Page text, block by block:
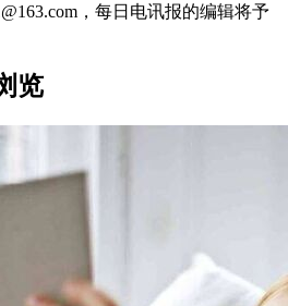
，每日电讯报的编辑将予
览